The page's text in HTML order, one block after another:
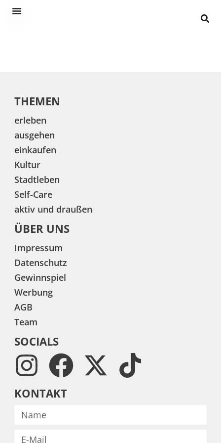
THEMEN
erleben
ausgehen
einkaufen
Kultur
Stadtleben
Self-Care
aktiv und draußen
ÜBER UNS
Impressum
Datenschutz
Gewinnspiel
Werbung
AGB
Team
SOCIALS
KONTAKT